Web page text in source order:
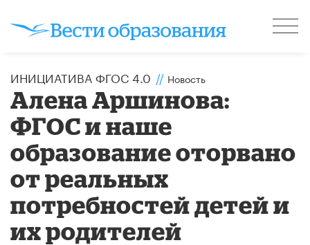
ИНИЦИАТИВА ФГОС 4.0 // Новость
Алена Аршинова:
ФГОС и наше
образование оторвано
от реальных
потребностей детей и
их родителей